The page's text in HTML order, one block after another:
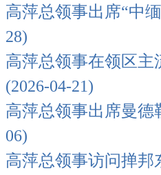
高萍总领事出席“中
28)
高萍总领事在领区
(2026-04-21)
高萍总领事出席曼德
06)
高萍总领事访问掸邦